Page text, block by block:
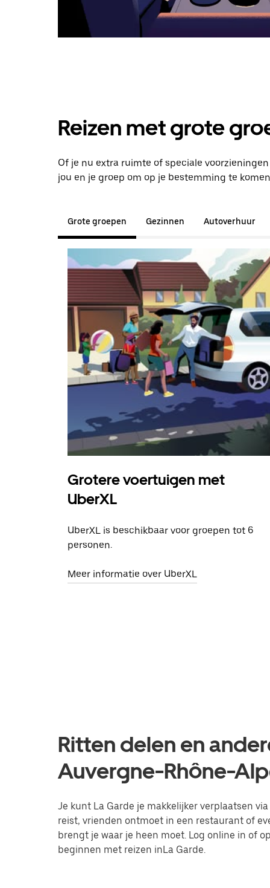
Reizen met grote
Of je nu extra ruimte of speciale
jou en je groep om op je bestemming te
Grote groepen Gezinnen Autoverhuur
Grotere voertuigen met
UberXL
UberXL is beschikbaar voor groepen tot 6
personen.
Meer informatie over UberXL
Ritten delen en
Auvergne-Rhône-
Je kunt La Garde je makkelijker verplaatsen
reist, vrienden ontmoet in een restaurant of
brengt je waar je heen moet. Log online in of
beginnen met reizen inLa Garde.